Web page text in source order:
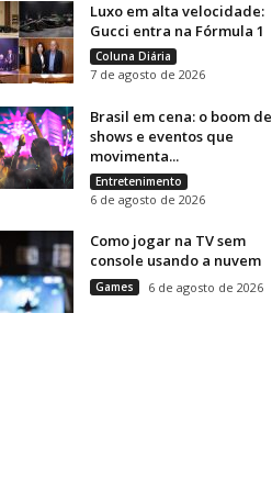
Luxo em alta velocidade:
Gucci entra na Fórmula 1
Coluna Diária
7 de agosto de 2026
Brasil em cena: o boom de
shows e eventos que
movimenta...
Entretenimento
6 de agosto de 2026
Como jogar na TV sem
console usando a nuvem
Games 6 de agosto de 2026